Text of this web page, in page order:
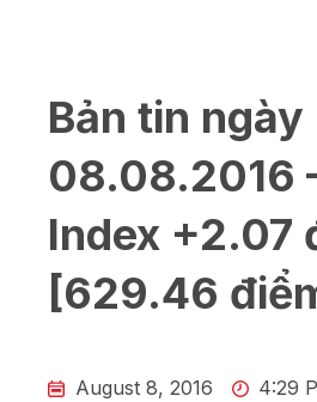
Bản tin ngày
08.08.2016
Index +2.07
[629.46
August 8, 2016 4:29